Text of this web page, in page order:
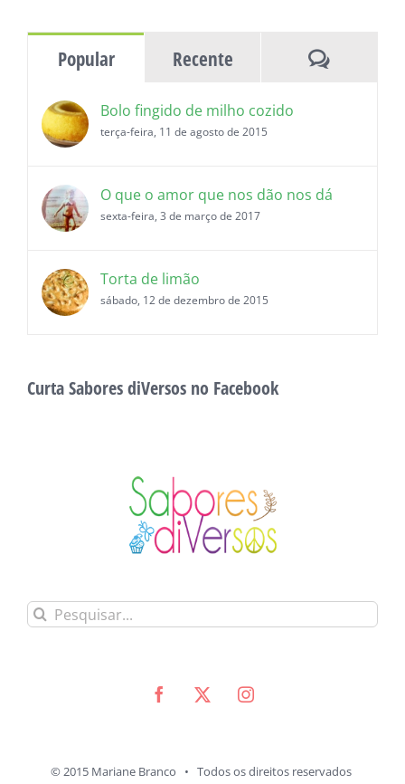
Popular Recente
Bolo fingido de milho cozido
terça-feira, 11 de agosto de 2015
O que o amor que nos dão nos dá
sexta-feira, 3 de março de 2017
Torta de limão
sábado, 12 de dezembro de 2015
Curta Sabores diVersos no Facebook
Buscar
© 2015 Mariane Branco • Todos os direitos reservados